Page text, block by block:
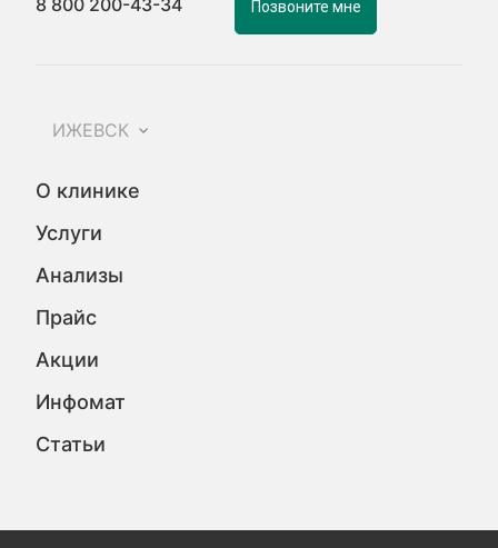
8 800 200-43-34 Позвоните мне
ИЖЕВСК
О клинике
Услуги
Анализы
Прайс
Акции
Инфомат
Статьи